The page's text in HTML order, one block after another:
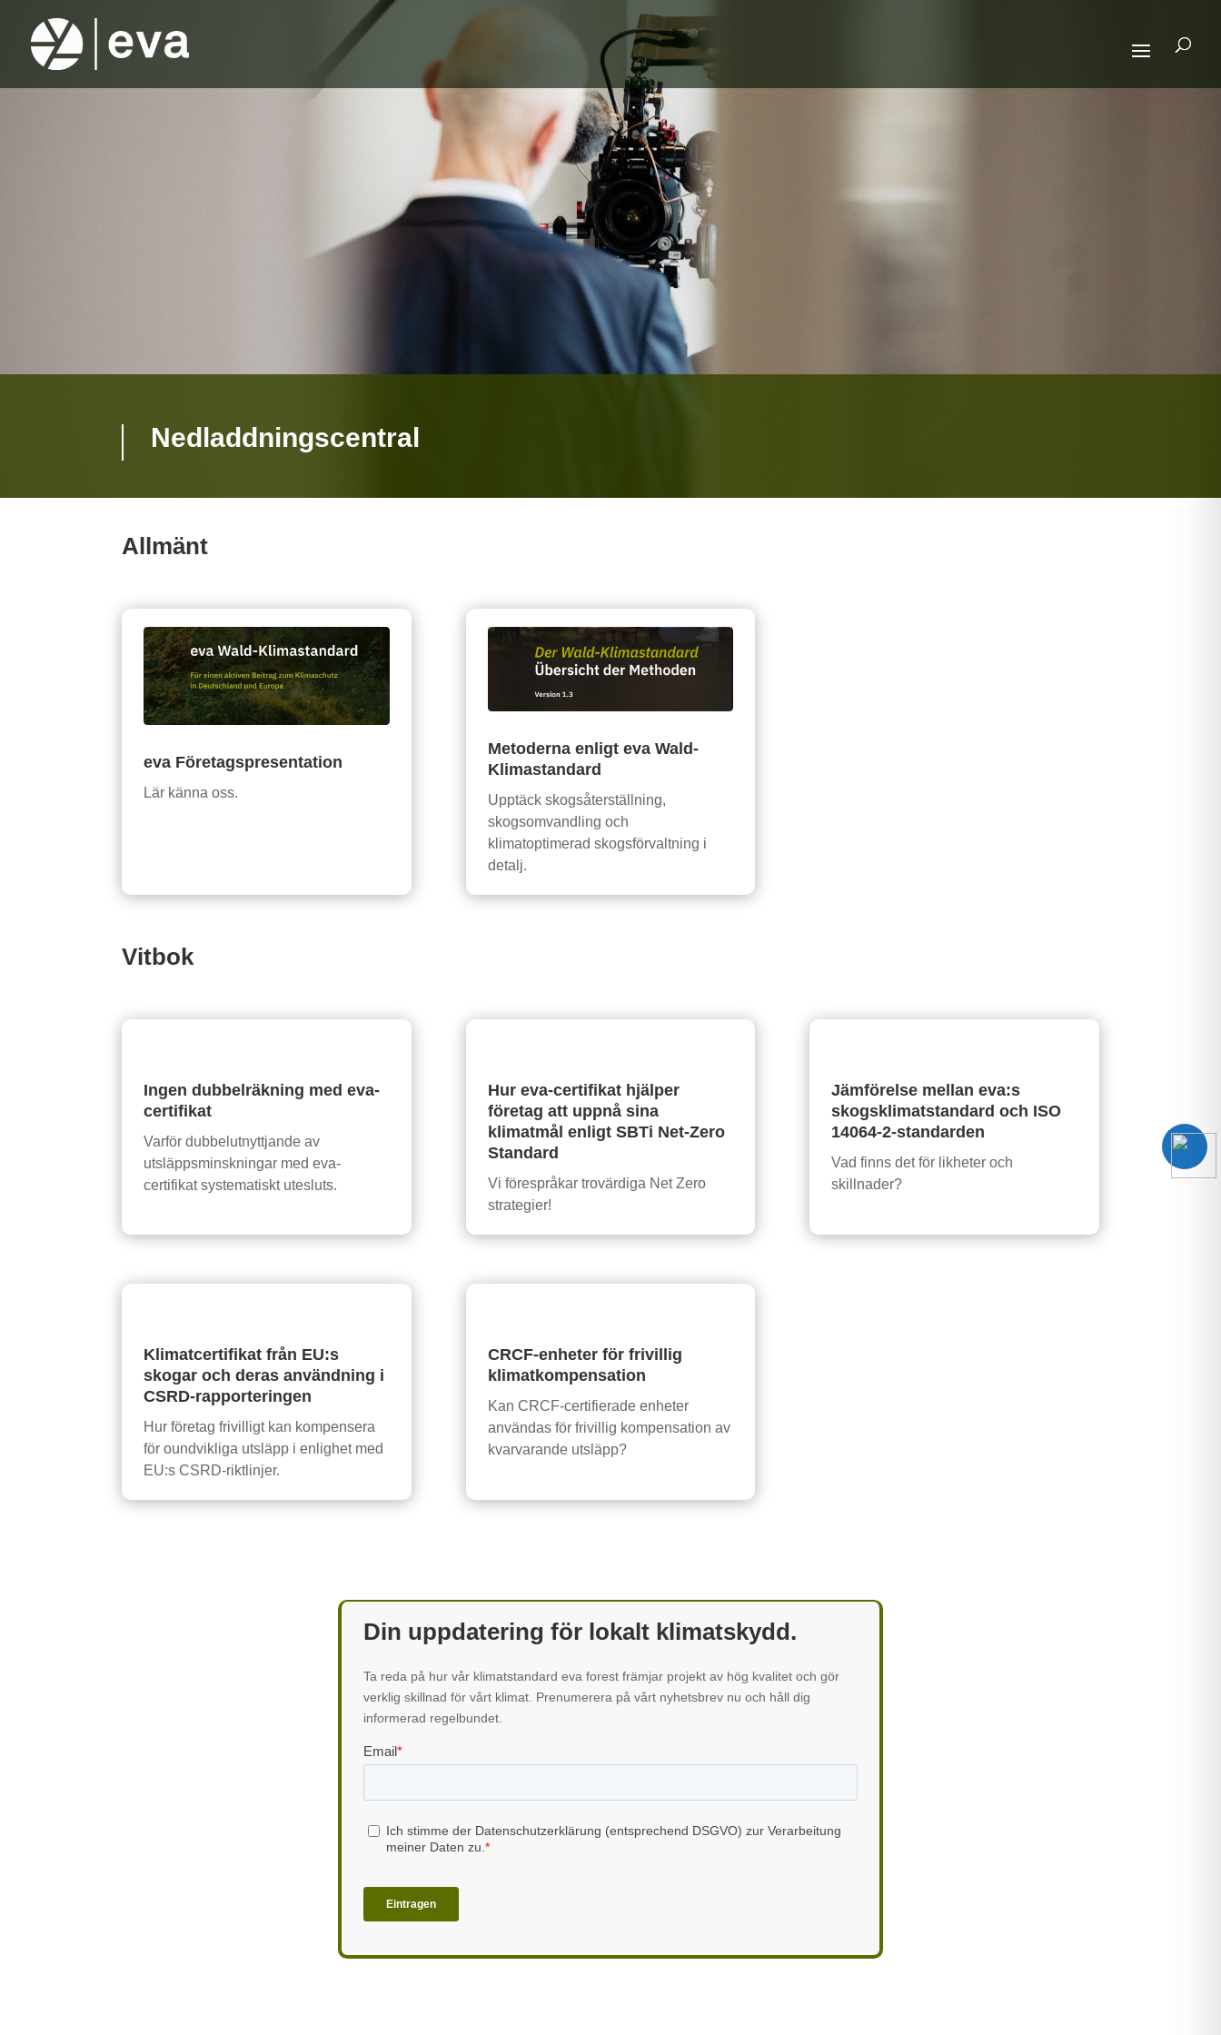
Nedladdningscentral
Allmänt
eva Företagspresentation
Lär känna oss.
Metoderna enligt eva Wald-
Klimastandard
Upptäck skogsåterställning,
skogsomvandling och
klimatoptimerad skogsförvaltning i
detalj.
Vitbok
Ingen dubbelräkning med eva-
certifikat
Varför dubbelutnyttjande av
utsläppsminskningar med eva-
certifikat systematiskt utesluts.
Hur eva-certifikat hjälper
företag att uppnå sina
klimatmål enligt SBTi Net-Zero
Standard
Vi förespråkar trovärdiga Net Zero
strategier!
Jämförelse mellan eva:s
skogsklimatstandard och ISO
14064-2-standarden
Vad finns det för likheter och
skillnader?
Klimatcertifikat från EU:s
skogar och deras användning i
CSRD-rapporteringen
Hur företag frivilligt kan kompensera
för oundvikliga utsläpp i enlighet med
EU:s CSRD-riktlinjer.
CRCF-enheter för frivillig
klimatkompensation
Kan CRCF-certifierade enheter
användas för frivillig kompensation av
kvarvarande utsläpp?
Din uppdatering för lokalt klimatskydd.
Ta reda på hur vår klimatstandard eva forest främjar projekt av hög kvalitet och gör
verklig skillnad för vårt klimat. Prenumerera på vårt nyhetsbrev nu och håll dig
informerad regelbundet.